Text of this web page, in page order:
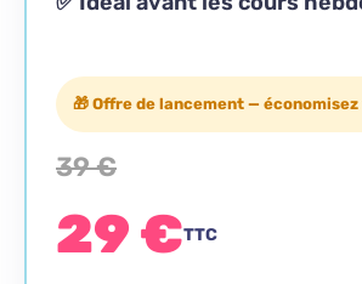
🎁 Offre de lancement — économisez
39 €
29 €TTC